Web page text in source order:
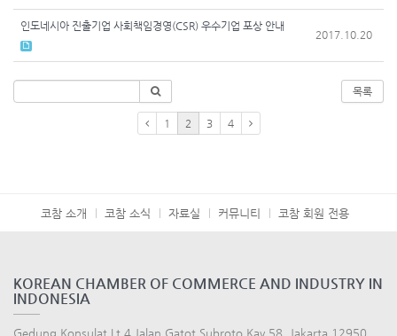
인도네시아 진출기업 사회책임경영(CSR) 우수기업 포상 안내
2017.10.20
목록
1 2 3 4
코참 소개 코참 소식 자료실 커뮤니티 코참 회원 전용
KOREAN CHAMBER OF COMMERCE AND INDUSTRY IN
INDONESIA
Gedung Konsulat Lt.4 Jalan Gatot Subroto Kav.58, Jakarta 12950,